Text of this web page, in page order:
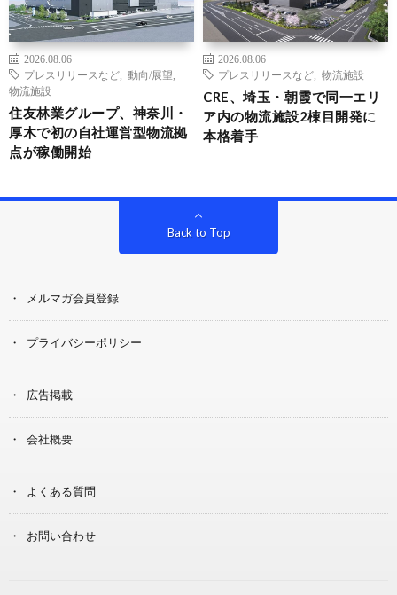
2026.08.06
プレスリリースなど
動向/展望
物流施設
住友林業グループ、神奈川・
厚木で初の自社運営型物流拠
点が稼働開始
2026.08.06
プレスリリースなど
物流施設
CRE、埼玉・朝霞で同一エリ
ア内の物流施設2棟目開発に
本格着手
Back to Top
メルマガ会員登録
プライバシーポリシー
広告掲載
会社概要
よくある質問
お問い合わせ